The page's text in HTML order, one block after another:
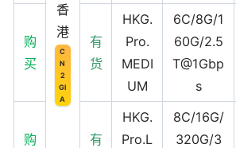
香
港
C
N
2
GI
A
购
买
有
货
HKG.
Pro.
MEDI
UM
6C/8G/1
60G/2.5
T@1Gbp
s
购
有
HKG.
Pro.L
8C/16G/
320G/3